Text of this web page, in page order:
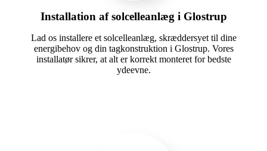
Installation af solcelleanlæg i Glostrup
Lad os installere et solcelleanlæg, skræddersyet til dine
energibehov og din tagkonstruktion i Glostrup. Vores
installatør sikrer, at alt er korrekt monteret for bedste
ydeevne.